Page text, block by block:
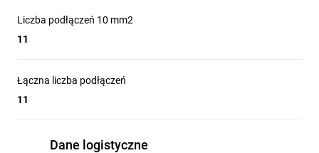
Liczba podłączeń 10 mm2
11
Łączna liczba podłączeń
11
Dane logistyczne